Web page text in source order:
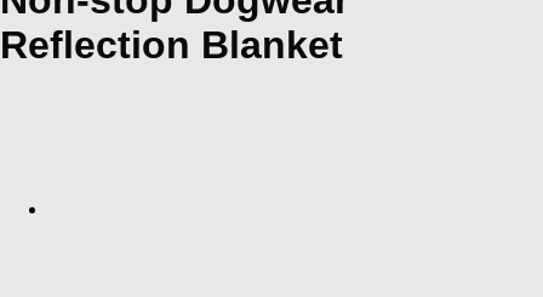
Reflection Blanket